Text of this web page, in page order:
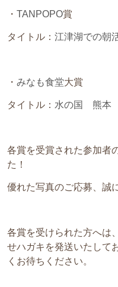
・ TANPOPO賞
タイトル： 江津湖での朝
・ みなも食堂大賞
タイトル： 水の国 熊本
各賞を受賞された参加者
た！
優れた写真のご応募、誠
各賞を受けられた方へは
せハガキを発送いたして
くお待ちください。